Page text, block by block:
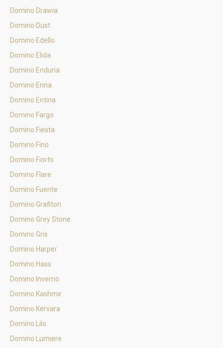
Domino Drawia
Domino Dust
Domino Edello
Domino Elida
Domino Enduria
Domino Enna
Domino Entina
Domino Fargo
Domino Fiesta
Domino Fino
Domino Fiorto
Domino Flare
Domino Fuente
Domino Grafiton
Domino Grey Stone
Domino Gris
Domino Harper
Domino Hass
Domino Inverno
Domino Kashmir
Domino Kervara
Domino Lilo
Domino Lumiere